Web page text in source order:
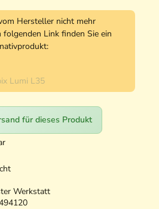
Hersteller nicht mehr
Link finden Sie ein
Lumi L35
für dieses Produkt
Werkstatt